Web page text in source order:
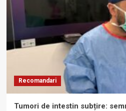
Recomandari
Tumori de intestin subțire: